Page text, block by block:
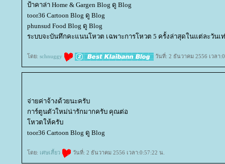
ป้าคาล่า Home & Gargen Blog ดู Blog
toor36 Cartoon Blog ดู Blog
phunsud Food Blog ดู Blog
ระบบจะบันทึกคะแนนโหวต เฉพาะการโหวต 5 ครั้งล่าสุดในแต่ละวันเ
ดย: schnuggy วันที่: 2 ธันวาคม 2556 เวลา
จ่ายค่าจ้างด้วยนะครับ
การ์ตูนตัวใหม่น่ารักมากครับ คุณต่อ
หวตให้ครับ
toor36 Cartoon Blog ดู Blog
ดย: เศษเสี้ยว วันที่: 2 ธันวาคม 2556 เวลา:0:57:22 น.